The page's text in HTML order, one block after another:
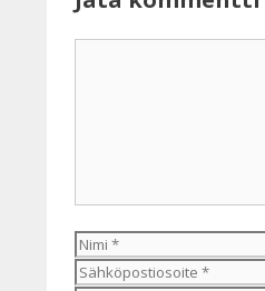
Nimi